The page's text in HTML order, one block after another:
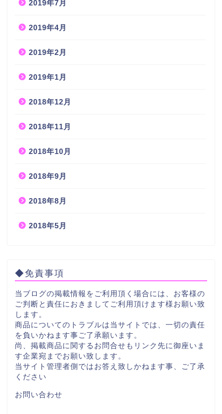
2019年7月
2019年4月
2019年2月
2019年1月
2018年12月
2018年11月
2018年10月
2018年9月
2018年8月
2018年5月
◆免責事項
当ブログの掲載情報をご利用頂く場合には、お客様の
ご判断と責任におきましてご利用頂けます様お願い致
します。
商品についてのトラブルは当サイトでは、一切の責任
を負いかねます事ご了承願います。
尚、掲載商品に関するお問合せもリンク先に御座いま
す企業宛までお願い致します。
当サイト管理者側ではお答え致しかねます事、ご了承
ください
お問い合わせ